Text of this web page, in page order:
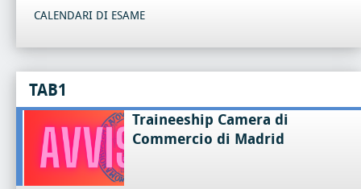
CALENDARI DI ESAME
TAB1
Traineeship Camera di
Commercio di Madrid